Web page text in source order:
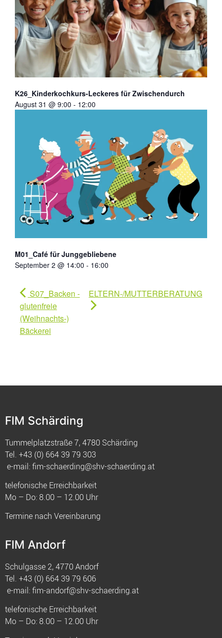
K26_Kinderkochkurs-Leckeres für Zwischendurch
August 31 @ 9:00 - 12:00
M01_Café für Junggebliebene
September 2 @ 14:00 - 16:00
S07_Backen -
glutenfreie
(Weihnachts-)
Bäckerei
ELTERN-/MUTTERBERATUNG
FIM Schärding
Tummelplatzstraße 7, 4780 Schärding
Tel. +43 (0) 664 39 79 303
e-mail:fim-schaerding@shv-schaerding.at
telefonische Erreichbarkeit
Mo – Do: 8.00 – 12.00 Uhr
Termine nach Vereinbarung
FIM Andorf
Schulgasse 2, 4770 Andorf
Tel. +43 (0) 664 39 79 606
e-mail:fim-andorf@shv-schaerding.at
telefonische Erreichbarkeit
Mo – Do: 8.00 – 12.00 Uhr